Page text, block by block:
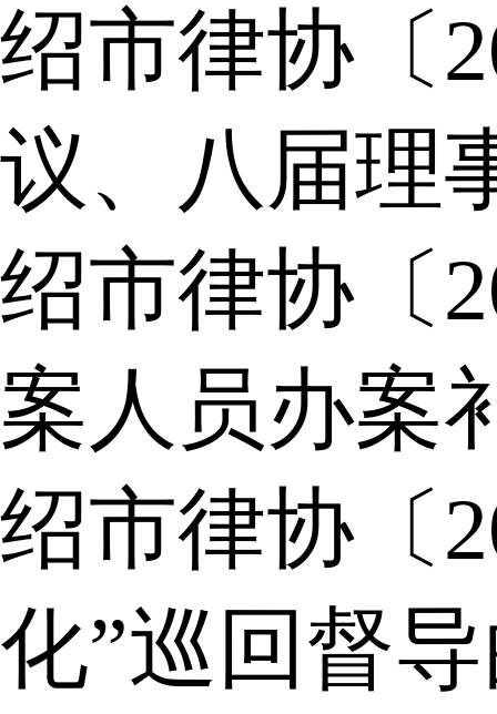
绍市律协〔
议、八届理
绍市律协〔
案人员办案
绍市律协〔
化”巡回督